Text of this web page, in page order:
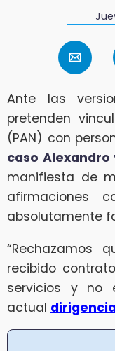
Ante las
pretenden
(PAN) con
caso Alexandro
manifiesta de
afirmaciones
absolutamente
“Rechazamos
recibido
servicios y no
actual